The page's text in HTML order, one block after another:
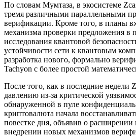
По словам Мумтаза, в экосистеме
тремя различными параллельными
верификации. Кроме того, в планы
механизма проверки предложения в
исследования квантовой
устойчивости сети к квантовым
разработка нового, формально
Tachyon с более простой
После того, как в последние недели
давлению из-за критической
обнаруженной в пуле
криптовалюта начала
повестке дня, объявив о расширении
внедрении новых механизмов